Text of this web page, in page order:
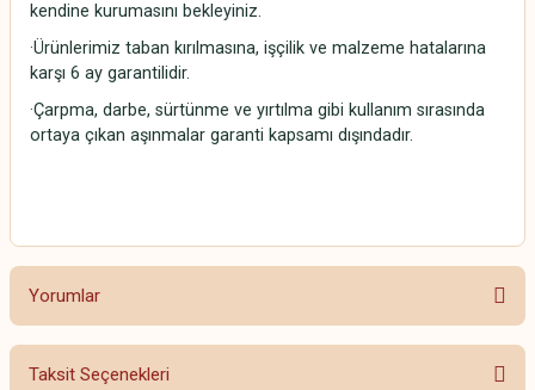
kendine kurumasını bekleyiniz.
·Ürünlerimiz taban kırılmasına, işçilik ve malzeme hatalarına
karşı 6 ay garantilidir.
·Çarpma, darbe, sürtünme ve yırtılma gibi kullanım sırasında
ortaya çıkan aşınmalar garanti kapsamı dışındadır.
Yorumlar
Taksit Seçenekleri